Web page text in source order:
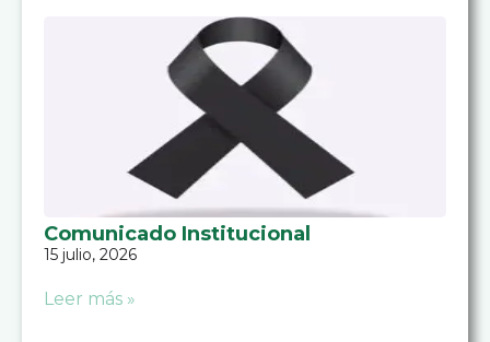
Comunicado Institucional
15 julio, 2026
Leer más »